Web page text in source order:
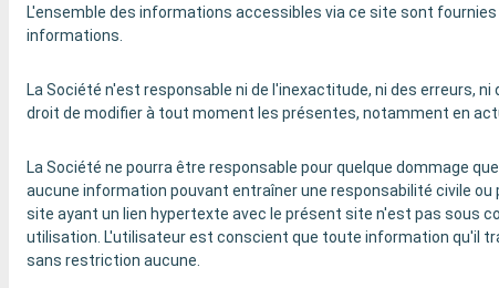
L'ensemble des informations accessibles via ce site sont
informations.
La Société n'est responsable ni de l'inexactitude, ni des erreurs,
droit de modifier à tout moment les présentes, notamment en
La Société ne pourra être responsable pour quelque dommage
aucune information pouvant entraîner une responsabilité civile
site ayant un lien hypertexte avec le présent site n'est pas sous
utilisation. L'utilisateur est conscient que toute information qu'il
sans restriction aucune.